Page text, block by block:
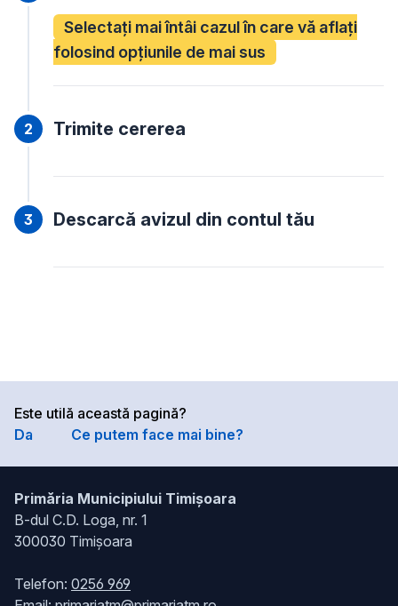
Selectați mai întâi cazul în care vă aflați
folosind opțiunile de mai sus
Trimite cererea
Descarcă avizul din contul tău
Este utilă această pagină?
Da
Ce putem face mai bine?
Primăria Municipiului Timișoara
B-dul C.D. Loga, nr. 1
300030 Timișoara
Telefon: 0256 969